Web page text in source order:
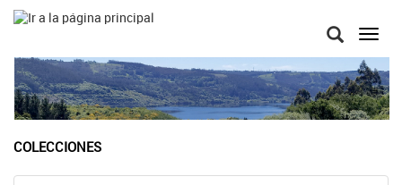
COLECCIONES